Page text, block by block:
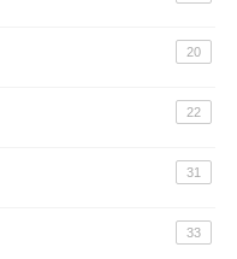
20
22
31
33